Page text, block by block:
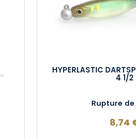
HYPERLASTIC
4 1/2
Rupture
8,74